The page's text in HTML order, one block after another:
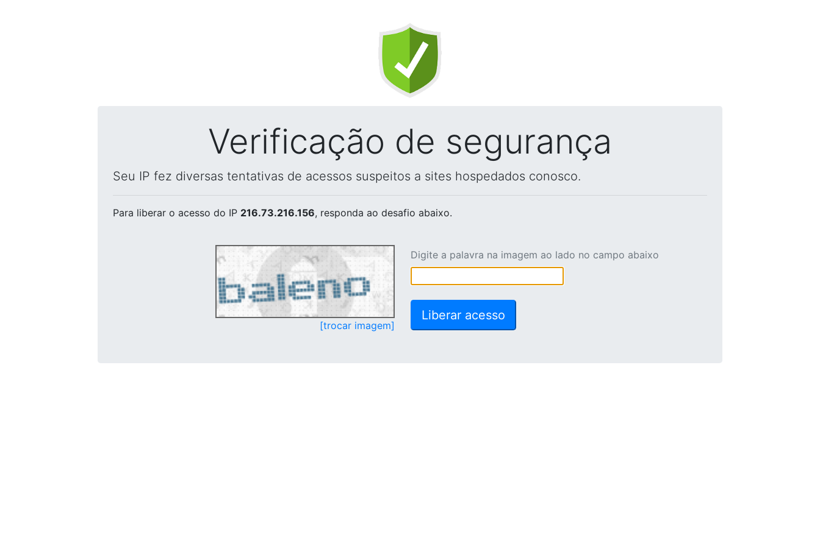
Verificação de segurança
Seu IP fez diversas tentativas de acessos suspeitos a sites hospedados conosco.
Para liberar o acesso do IP 216.73.216.156, responda ao desafio abaixo.
[trocar imagem]
Digite a palavra na imagem ao lado no campo abaixo